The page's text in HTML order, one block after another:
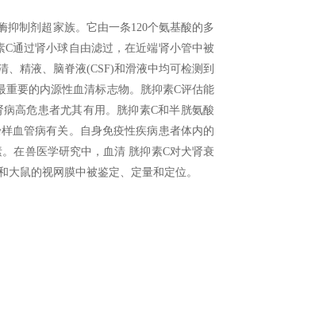
抑制剂超家族。它由一条120个氨基酸的多
通过肾小球自由滤过，在近端肾小管中被
精液、脑脊液(CSF)和滑液中均可检测到
要的内源性血清标志物。胱抑素C评估能
高危患者尤其有用。胱抑素C和半胱氨酸
血管病有关。自身免疫性疾病患者体内的
在兽医学研究中，血清 胱抑素C对犬肾衰
鼠的视网膜中被鉴定、定量和定位。